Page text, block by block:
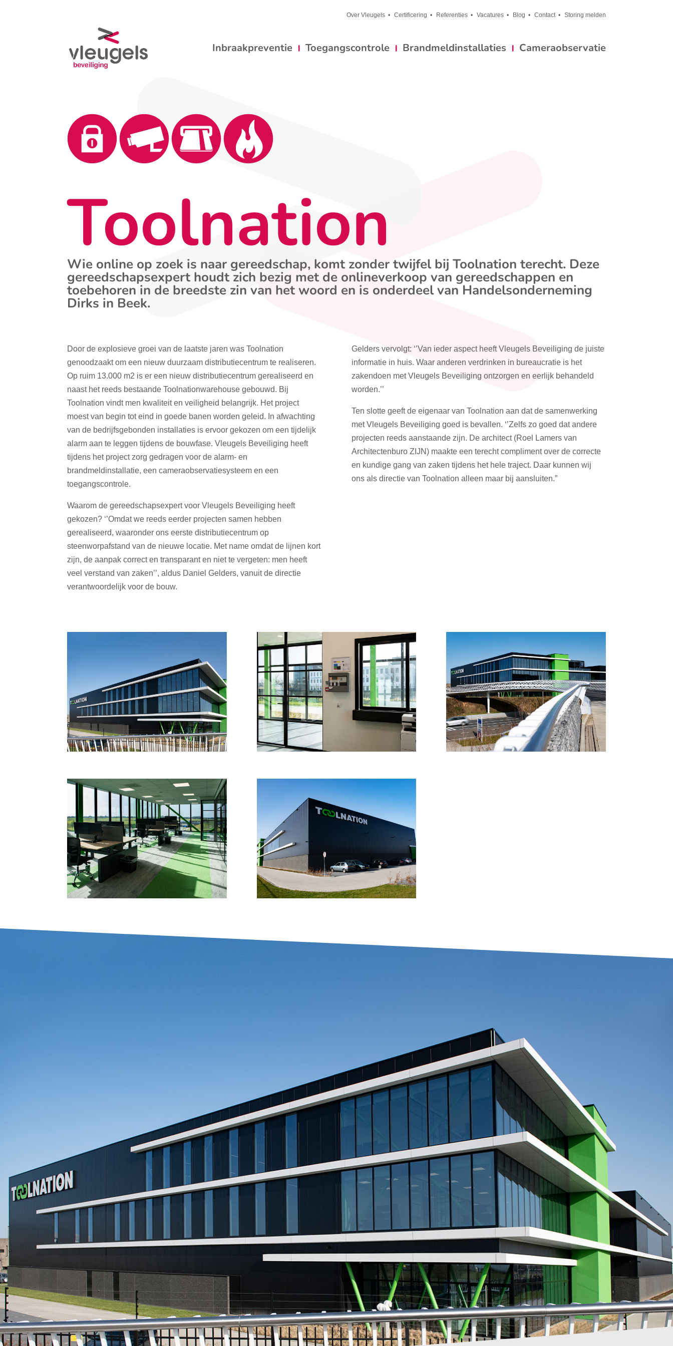
Over Vleugels Certificering Referenties Vacatures Blog Contact Storing melden
Inbraakpreventie Toegangscontrole Brandmeldinstallaties Cameraobservatie
Toolnation
Wie online op zoek is naar gereedschap, komt zonder twijfel bij Toolnation terecht. Deze
gereedschapsexpert houdt zich bezig met de onlineverkoop van gereedschappen en
toebehoren in de breedste zin van het woord en is onderdeel van Handelsonderneming
Dirks in Beek.
Door de explosieve groei van de laatste jaren was Toolnation
genoodzaakt om een nieuw duurzaam distributiecentrum te realiseren.
Op ruim 13.000 m2 is er een nieuw distributiecentrum gerealiseerd en
naast het reeds bestaande Toolnationwarehouse gebouwd. Bij
Toolnation vindt men kwaliteit en veiligheid belangrijk. Het project
moest van begin tot eind in goede banen worden geleid. In afwachting
van de bedrijfsgebonden installaties is ervoor gekozen om een tijdelijk
alarm aan te leggen tijdens de bouwfase. Vleugels Beveiliging heeft
tijdens het project zorg gedragen voor de alarm- en
brandmeldinstallatie, een cameraobservatiesysteem en een
toegangscontrole.
Waarom de gereedschapsexpert voor Vleugels Beveiliging heeft
gekozen? ‘’Omdat we reeds eerder projecten samen hebben
gerealiseerd, waaronder ons eerste distributiecentrum op
steenworpafstand van de nieuwe locatie. Met name omdat de lijnen kort
zijn, de aanpak correct en transparant en niet te vergeten: men heeft
veel verstand van zaken’’, aldus Daniel Gelders, vanuit de directie
verantwoordelijk voor de bouw.
Gelders vervolgt: ‘’Van ieder aspect heeft Vleugels Beveiliging de juiste
informatie in huis. Waar anderen verdrinken in bureaucratie is het
zakendoen met Vleugels Beveiliging ontzorgen en eerlijk behandeld
worden.’’
Ten slotte geeft de eigenaar van Toolnation aan dat de samenwerking
met Vleugels Beveiliging goed is bevallen. ‘’Zelfs zo goed dat andere
projecten reeds aanstaande zijn. De architect (Roel Lamers van
Architectenburo ZIJN) maakte een terecht compliment over de correcte
en kundige gang van zaken tijdens het hele traject. Daar kunnen wij
ons als directie van Toolnation alleen maar bij aansluiten.”